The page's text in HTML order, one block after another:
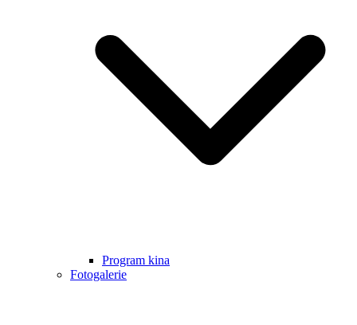
Program kina
Fotogalerie